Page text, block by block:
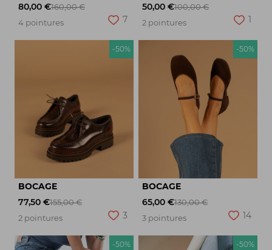
80,00 €160,00 €
4 pointures
7
50,00 €100,00 €
2 pointures
1
-50%
BOCAGE
77,50 €155,00 €
2 pointures
3
-50%
BOCAGE
65,00 €130,00 €
3 pointures
14
-50% -50%